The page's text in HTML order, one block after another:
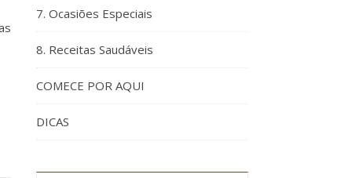
7. Ocasiões Especiais
8. Receitas Saudáveis
COMECE POR AQUI
DICAS